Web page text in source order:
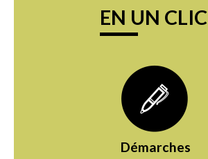
EN UN CLIC
Démarches